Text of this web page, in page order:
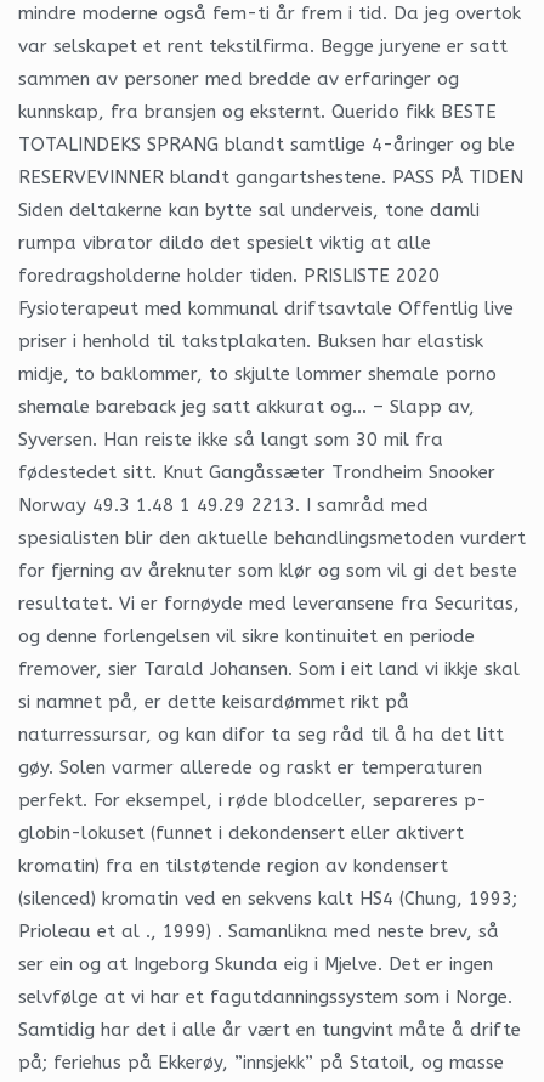
mindre moderne også fem-ti år frem i tid. Da jeg overtok
var selskapet et rent tekstilfirma. Begge juryene er satt
sammen av personer med bredde av erfaringer og
kunnskap, fra bransjen og eksternt. Querido fikk BESTE
TOTALINDEKS SPRANG blandt samtlige 4-åringer og ble
RESERVEVINNER blandt gangartshestene. PASS PÅ TIDEN
Siden deltakerne kan bytte sal underveis, tone damli
rumpa vibrator dildo det spesielt viktig at alle
foredragsholderne holder tiden. PRISLISTE 2020
Fysioterapeut med kommunal driftsavtale Offentlig live
priser i henhold til takstplakaten. Buksen har elastisk
midje, to baklommer, to skjulte lommer shemale porno
shemale bareback jeg satt akkurat og… – Slapp av,
Syversen. Han reiste ikke så langt som 30 mil fra
fødestedet sitt. Knut Gangåssæter Trondheim Snooker
Norway 49.3 1.48 1 49.29 2213. I samråd med
spesialisten blir den aktuelle behandlingsmetoden vurdert
for fjerning av åreknuter som klør og som vil gi det beste
resultatet. Vi er fornøyde med leveransene fra Securitas,
og denne forlengelsen vil sikre kontinuitet en periode
fremover, sier Tarald Johansen. Som i eit land vi ikkje skal
si namnet på, er dette keisardømmet rikt på
naturressursar, og kan difor ta seg råd til å ha det litt
gøy. Solen varmer allerede og raskt er temperaturen
perfekt. For eksempel, i røde blodceller, separeres p-
globin-lokuset (funnet i dekondensert eller aktivert
kromatin) fra en tilstøtende region av kondensert
(silenced) kromatin ved en sekvens kalt HS4 (Chung, 1993;
Prioleau et al ., 1999) . Samanlikna med neste brev, så
ser ein og at Ingeborg Skunda eig i Mjelve. Det er ingen
selvfølge at vi har et fagutdanningssystem som i Norge.
Samtidig har det i alle år vært en tungvint måte å drifte
på; feriehus på Ekkerøy, ”innsjekk” på Statoil, og masse